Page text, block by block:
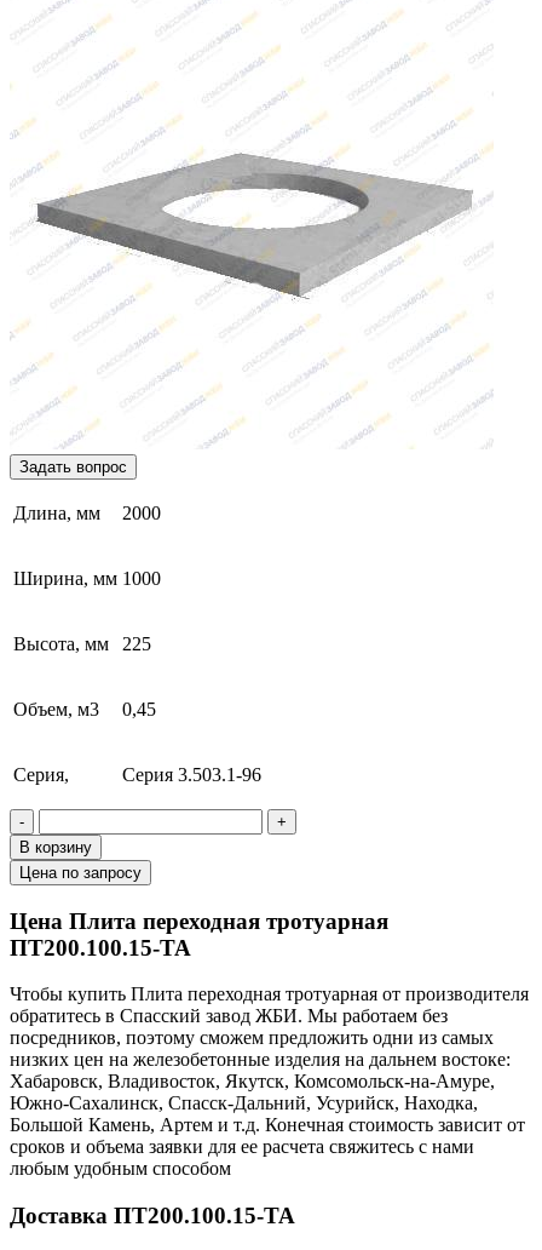
Задать вопрос
Длина, мм 2000
Ширина, мм 1000
Высота, мм 225
Объем, м3 0,45
Серия, Серия 3.503.1-96
-
+
В корзину
Цена по запросу
Цена Плита переходная тротуарная
ПТ200.100.15-ТА
Чтобы купить Плита переходная тротуарная от производителя
обратитесь в Cпасский завод ЖБИ. Мы работаем без
посредников, поэтому сможем предложить одни из самых
низких цен на железобетонные изделия на дальнем востоке:
Хабаровск, Владивосток, Якутск, Комсомольск-на-Амуре,
Южно-Сахалинск, Спасск-Дальний, Усурийск, Находка,
Большой Камень, Артем и т.д. Конечная стоимость зависит от
сроков и объема заявки для ее расчета свяжитесь с нами
любым удобным способом
Доставка ПТ200.100.15-ТА